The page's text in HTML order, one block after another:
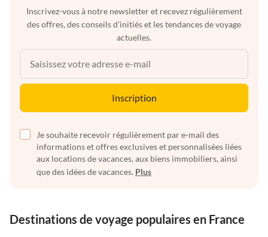
Inscrivez-vous à notre newsletter et recevez régulièrement
des offres, des conseils d'initiés et les tendances de voyage
actuelles.
Inscription
Je souhaite recevoir régulièrement par e-mail des
informations et offres exclusives et personnalisées liées
aux locations de vacances, aux biens immobiliers, ainsi
que des idées de vacances. Plus
Destinations de voyage populaires en France